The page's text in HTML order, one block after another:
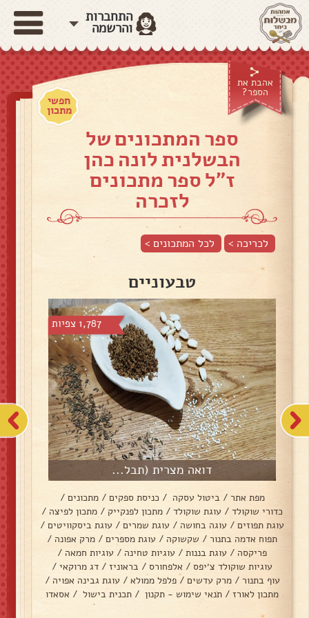
התחברות
והרשמה
אהבת את
הספר?
חפשי
מתכון
ספר המתכונים של
הבשלנית לונה כהן
ז"ל ספר מתכונים
לזכרה
לכריכה > לכל המתכונים >
טבעוניים
1,787 צפיות
דואה מצרית (תבל...
מפת אתר / ביטול עסקה / כניסת ספקים / מתכונים /
כדורי שוקולד / עוגת שוקולד / מתכון לפנקייק / מתכון לפיצה /
עוגת תפוזים / עוגה בחושה / עוגת שמרים / עוגת ביסקוויטים/
תפוח אדמה בתנור / שקשוקה / עוגת מספרים / מרק אפונה /
פריקסה / עוגת בננות / עוגיות טחינה / עוגיות חמאה /
עוגיות שוקולד צ׳יפס / אלפחורס / בראוניז / דג מרוקאי /
עוף בתנור / מרק עדשים / פלפל ממולא / עוגת גבינה אפויה /
מתכון לאורז / תנאי שימוש - תקנון / תכנית בישול / אסאדו